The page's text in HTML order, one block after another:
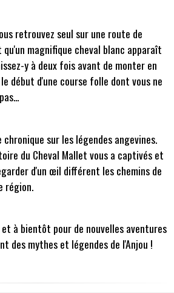
retrouvez seul sur une route de
magnifique cheval blanc apparaît
y à deux fois avant de monter en
début d'une course folle dont vous ne
sur les légendes angevines.
du Cheval Mallet vous a captivés et
d'un œil différent les chemins de
région.
à bientôt pour de nouvelles aventures
des mythes et légendes de l'Anjou !